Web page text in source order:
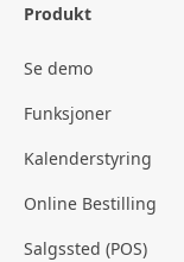
Produkt
Se demo
Funksjoner
Kalenderstyring
Online Bestilling
Salgssted (POS)